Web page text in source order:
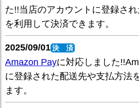
た!!当店のアカウントに登録さ
を利用して決済できます。
2025/09/01決 済
Amazon Payに対応しました
に登録された配送先や支払方法
ます。